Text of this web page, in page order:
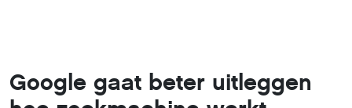
Google gaat beter uitleggen